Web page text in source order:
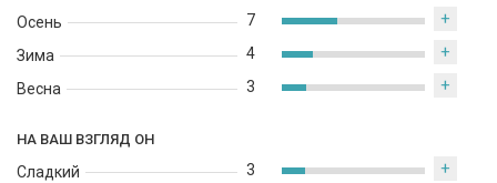
Осень
Зима
Весна
7 +
4 +
3 +
НА ВАШ ВЗГЛЯД ОН
Сладкий
3 +